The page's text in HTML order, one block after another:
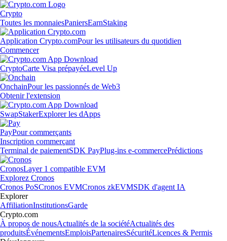
Crypto
Toutes les monnaiesPaniersEarnStaking
Application Crypto.comPour les utilisateurs du quotidien
Commencer
CryptoCarte Visa prépayéeLevel Up
OnchainPour les passionnés de Web3
Obtenir l'extension
SwapStakerExplorer les dApps
PayPour commerçants
Inscription commerçant
Terminal de paiementSDK PayPlug-ins e-commercePrédictions
CronosLayer 1 compatible EVM
Explorez Cronos
Cronos PoSCronos EVMCronos zkEVMSDK d'agent IA
Explorer
AffiliationInstitutionsGarde
Crypto.com
À propos de nousActualités de la sociétéActualités des
produitsÉvénementsEmploisPartenairesSécuritéLicences & Permis